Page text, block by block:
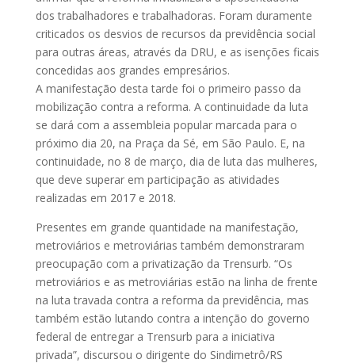
dos trabalhadores e trabalhadoras. Foram duramente
criticados os desvios de recursos da previdência social
para outras áreas, através da DRU, e as isenções ficais
concedidas aos grandes empresários.
A manifestação desta tarde foi o primeiro passo da
mobilização contra a reforma. A continuidade da luta
se dará com a assembleia popular marcada para o
próximo dia 20, na Praça da Sé, em São Paulo. E, na
continuidade, no 8 de março, dia de luta das mulheres,
que deve superar em participação as atividades
realizadas em 2017 e 2018.
Presentes em grande quantidade na manifestação,
metroviários e metroviárias também demonstraram
preocupação com a privatização da Trensurb. “Os
metroviários e as metroviárias estão na linha de frente
na luta travada contra a reforma da previdência, mas
também estão lutando contra a intenção do governo
federal de entregar a Trensurb para a iniciativa
privada”, discursou o dirigente do Sindimetrô/RS